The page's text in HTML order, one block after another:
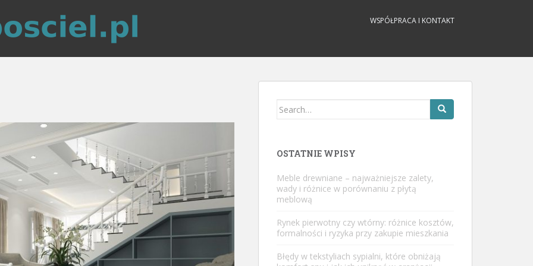
WSPÓŁPRACA I KONTAKT
Search
OSTATNIE WPISY
Meble drewniane – najważniejsze zalety,
wady i różnice w porównaniu z płytą
meblową
Rynek pierwotny czy wtórny: różnice kosztów,
formalności i ryzyka przy zakupie mieszkania
Błędy w tekstyliach sypialni, które obniżają